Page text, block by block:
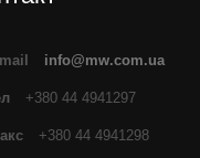
info@mw.com.ua
+380 44 4941297
+380 44 4941298